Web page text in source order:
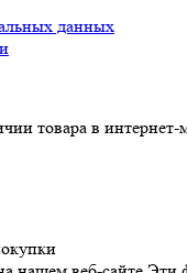
данных
товара в